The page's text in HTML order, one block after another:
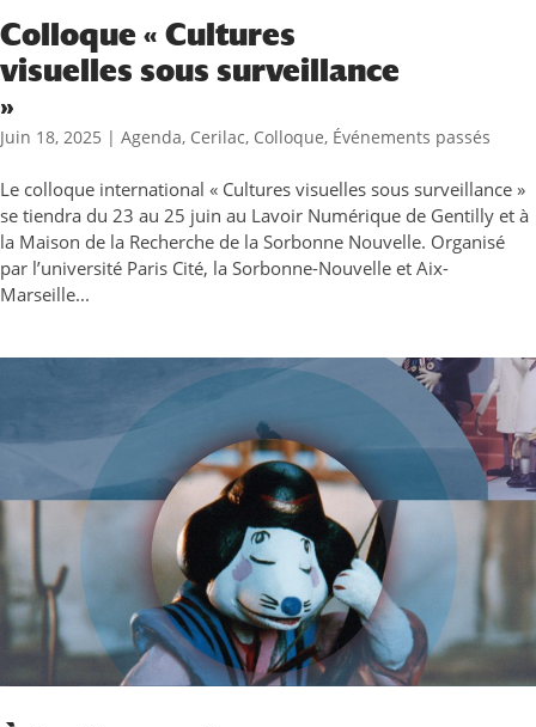
Colloque « Cultures
visuelles sous surveillance
»
Juin 18, 2025 | Agenda, Cerilac, Colloque, Événements passés
Le colloque international « Cultures visuelles sous surveillance »
se tiendra du 23 au 25 juin au Lavoir Numérique de Gentilly et à
la Maison de la Recherche de la Sorbonne Nouvelle. Organisé
par l’université Paris Cité, la Sorbonne-Nouvelle et Aix-
Marseille...